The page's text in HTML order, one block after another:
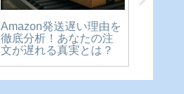
Amazon発送遅い理由を
徹底分析！あなたの注
文が遅れる真実とは？